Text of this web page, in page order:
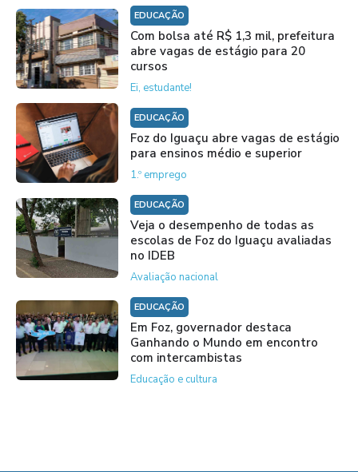
EDUCAÇÃO
Com bolsa até R$ 1,3 mil, prefeitura
abre vagas de estágio para 20
cursos
Ei, estudante!
EDUCAÇÃO
Foz do Iguaçu abre vagas de estágio
para ensinos médio e superior
1.º emprego
EDUCAÇÃO
Veja o desempenho de todas as
escolas de Foz do Iguaçu avaliadas
no IDEB
Avaliação nacional
EDUCAÇÃO
Em Foz, governador destaca
Ganhando o Mundo em encontro
com intercambistas
Educação e cultura